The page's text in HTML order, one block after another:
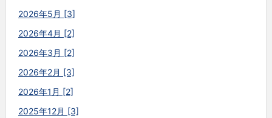
2026年5月 [3]
2026年4月 [2]
2026年3月 [2]
2026年2月 [3]
2026年1月 [2]
2025年12月 [3]